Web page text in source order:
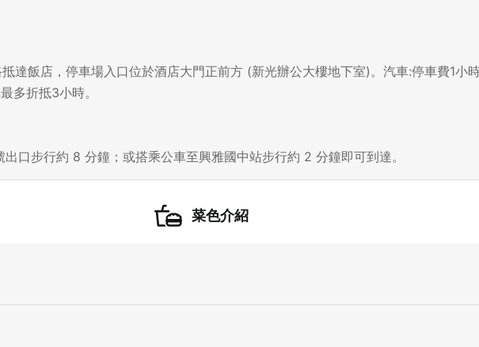
達飯店，停車場入口位於酒店大門正前方 (新光辦公大樓地下室)。汽車:停車費1小
多折抵3小時。
口步行約 8 分鐘；或搭乘公車至興雅國中站步行約 2 分鐘即可到達。
菜色介紹